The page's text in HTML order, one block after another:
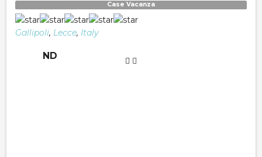
Case Vacanza
Gallipoli, Lecce, Italy
ND